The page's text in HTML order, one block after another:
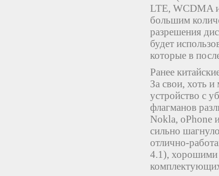
LTE, WCDMA
большим
разрешения
будет
которые в
Ранее
За свои, хоть
устройство с
флагманов
Nokla, oPhone
сильно
отлично-
4.1), хорошими